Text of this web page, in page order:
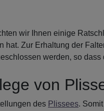
wir Ihnen einige
hat. Zur Erhaltung der
werden, so
von
des Plissees.